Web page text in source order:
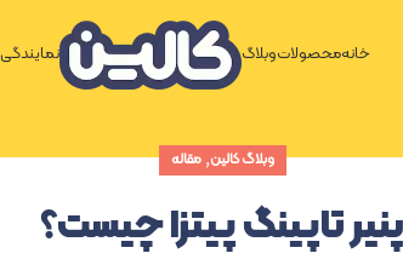
خانهمحصولاتوبلاگ نمایندگی
وبلاگ کالین,مقاله
پنیر تاپینگ پیتزا چیست؟